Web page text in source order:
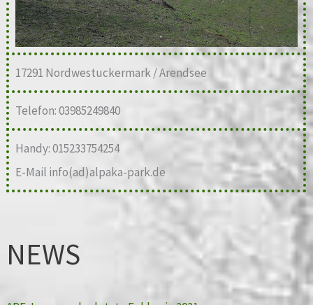
17291 Nordwestuckermark / Arendsee
Telefon: 03985249840
Handy: 015233754254
E-Mail info(ad)alpaka-park.de
NEWS